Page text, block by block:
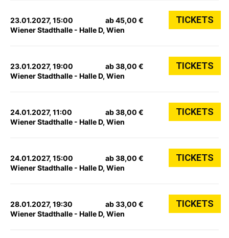
23.01.2027, 15:00
Wiener Stadthalle - Halle D, Wien
ab 45,00 € TICKETS
23.01.2027, 19:00
Wiener Stadthalle - Halle D, Wien
ab 38,00 € TICKETS
24.01.2027, 11:00
Wiener Stadthalle - Halle D, Wien
ab 38,00 € TICKETS
24.01.2027, 15:00
Wiener Stadthalle - Halle D, Wien
ab 38,00 € TICKETS
28.01.2027, 19:30
Wiener Stadthalle - Halle D, Wien
ab 33,00 € TICKETS